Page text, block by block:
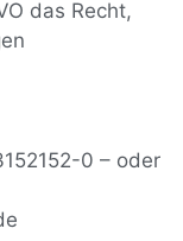
das Recht,
0 – oder